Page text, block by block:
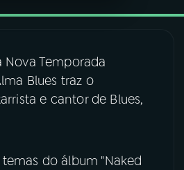
Nova Temporada
Blues traz o
e cantor de Blues,
do álbum "Naked